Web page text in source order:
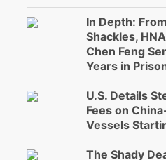
In Depth:
Shackles,
Chen Feng
Years in
U.S. Details
Fees on
Vessels
The Shady